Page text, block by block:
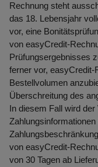
Rechnung steht
das 18. Lebensjahr
vor, eine
von easyCredit-
Prüfungsergebnisses
ferner vor,
Bestellvolumen
Überschreitung des
In diesem Fall wird
von easyCredit-
von 30 Tagen ab